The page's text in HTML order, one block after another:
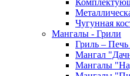
Чугунная
Мангалы - Грили
Гриль –
Мангал
Мангалы